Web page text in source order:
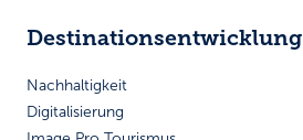
Destinationsentwicklung
Nachhaltigkeit
Digitalisierung